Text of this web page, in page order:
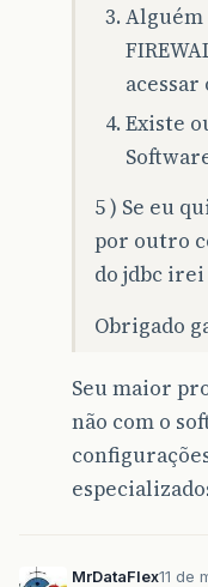
Alguém
Existe
5 ) Se eu
por outro
do jdbc irei
Obrigado
Seu maior
não com o
MrDataFlex11 de